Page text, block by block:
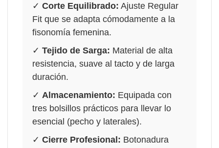
✓ Corte Equilibrado: Ajuste Regular
Fit que se adapta cómodamente a la
fisonomía femenina.
✓ Tejido de Sarga: Material de alta
resistencia, suave al tacto y de larga
duración.
✓ Almacenamiento: Equipada con
tres bolsillos prácticos para llevar lo
esencial (pecho y laterales).
✓ Cierre Profesional: Botonadura